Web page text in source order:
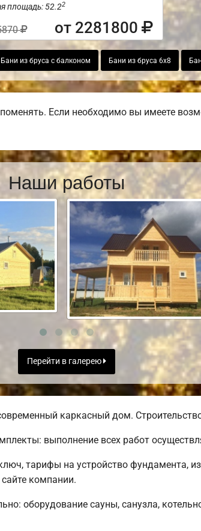
площадь: 52.22
от 2281800
Бани из бруса с балконом Бани из бруса 6х8
Если необходимо вы имеете
Наши работы
Перейти в галерею
каркасный дом.
выполнение всех работ
тарифы на устройство фундамента,
компании.
оборудование сауны, санузла,